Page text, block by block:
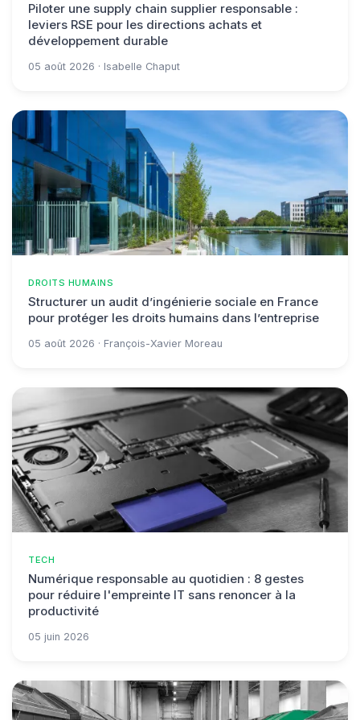
Piloter une supply chain supplier responsable :
leviers RSE pour les directions achats et
développement durable
05 août 2026 · Isabelle Chaput
DROITS HUMAINS
Structurer un audit d’ingénierie sociale en France
pour protéger les droits humains dans l’entreprise
05 août 2026 · François-Xavier Moreau
TECH
Numérique responsable au quotidien : 8 gestes
pour réduire l'empreinte IT sans renoncer à la
productivité
05 juin 2026